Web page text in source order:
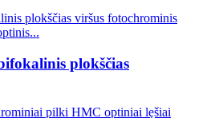
plokščias